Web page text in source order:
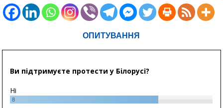
ОПИТУВАННЯ
Ви підтримуєте протести у Білорусі?
Ні
8